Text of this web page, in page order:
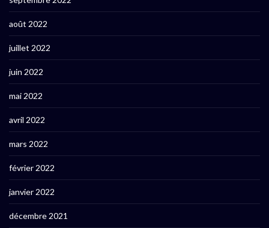
août 2022
juillet 2022
juin 2022
mai 2022
avril 2022
mars 2022
février 2022
janvier 2022
décembre 2021